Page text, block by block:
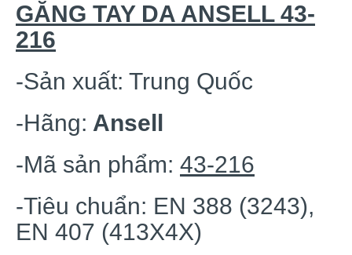
GĂNG TAY DA ANSELL 43-
216
-Sản xuất: Trung Quốc
-Hãng: Ansell
-Mã sản phẩm: 43-216
-Tiêu chuẩn: EN 388 (3243),
EN 407 (413X4X)